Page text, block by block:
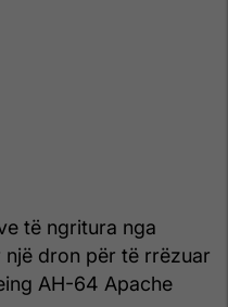
të ngritura nga
dron për të rrëzuar
AH-64 Apache